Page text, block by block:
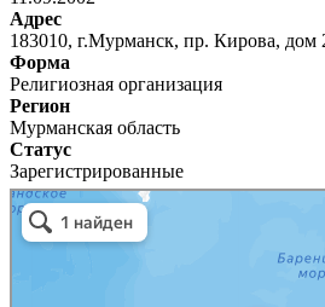
Адрес
183010, г.Мурманск, пр. Кирова, дом
Форма
Религиозная организация
Регион
Мурманская область
Статус
Зарегистрированные